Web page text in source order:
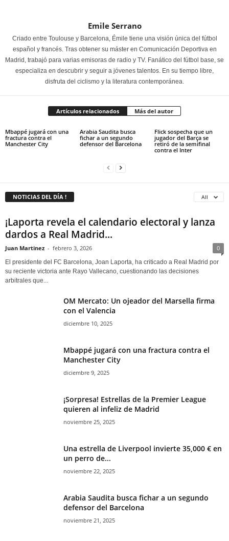
Emile Serrano
Criado entre Toulouse y Barcelona, Émile tiene una visión única del fútbol
español y francés. Tras obtener su máster en Comunicación Deportiva en
Madrid, trabajó para varias emisoras de radio y TV. Fanático del fútbol base, se
especializa en descubrir y seguir a jóvenes talentos. En su tiempo libre,
disfruta del ciclismo y la literatura contemporánea.
Artículos relacionados Más del autor
Mbappé jugará con una
fractura contra el
Manchester City
Arabia Saudita busca
fichar a un segundo
defensor del Barcelona
Flick sospecha que un
jugador del Barça se
retiró de la semifinal
contra el Inter
NOTICIAS DEL DÍA ! All
¡Laporta revela el calendario electoral y lanza
dardos a Real Madrid...
Juan Martinez - febrero 3, 2026 0
El presidente del FC Barcelona, Joan Laporta, ha criticado a Real Madrid por
su reciente victoria ante Rayo Vallecano, cuestionando las decisiones
arbitrales que...
OM Mercato: Un ojeador del Marsella firma
con el Valencia
diciembre 10, 2025
Mbappé jugará con una fractura contra el
Manchester City
diciembre 9, 2025
¡Sorpresa! Estrellas de la Premier League
quieren al infeliz de Madrid
noviembre 25, 2025
Una estrella de Liverpool invierte 35,000 € en
un perro de...
noviembre 22, 2025
Arabia Saudita busca fichar a un segundo
defensor del Barcelona
noviembre 21, 2025